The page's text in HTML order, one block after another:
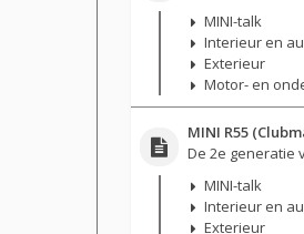
MINI-talk
Interieur en
Exterieur
Motor- en
MINI R55
De 2e generatie
MINI-talk
Interieur en
Exterieur